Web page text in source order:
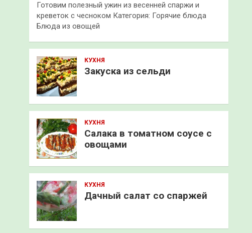
Готовим полезный ужин из весенней спаржи и
креветок с чесноком Категория: Горячие блюда
Блюда из овощей
КУХНЯ
Закуска из сельди
КУХНЯ
Салака в томатном соусе с
овощами
КУХНЯ
Дачный салат со спаржей